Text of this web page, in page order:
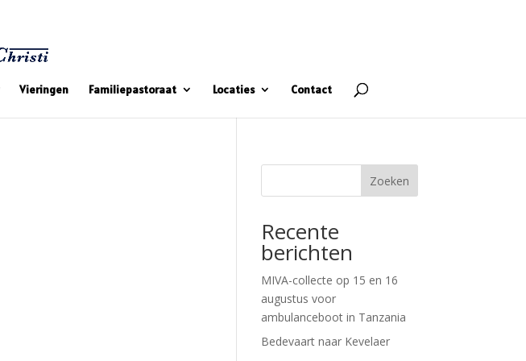
Vieringen Familiepastoraat Locaties Contact
Zoeken
Recente
berichten
MIVA-collecte op 15 en 16
augustus voor
ambulanceboot in Tanzania
Bedevaart naar Kevelaer